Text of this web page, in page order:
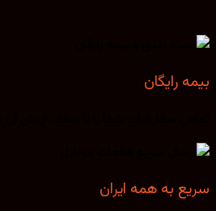
بیمه رایگان
سریع به همه ایران